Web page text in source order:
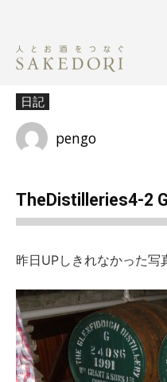
日記
pengo
TheDistilleries4-2
昨日UPしきれなかった写